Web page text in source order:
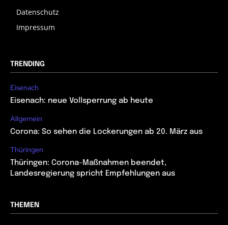
Datenschutz
Impressum
TRENDING
Eisenach
Eisenach: neue Vollsperrung ab heute
Allgemein
Corona: So sehen die Lockerungen ab 20. März aus
Thüringen
Thüringen: Corona-Maßnahmen beendet,
Landesregierung spricht Empfehlungen aus
THEMEN